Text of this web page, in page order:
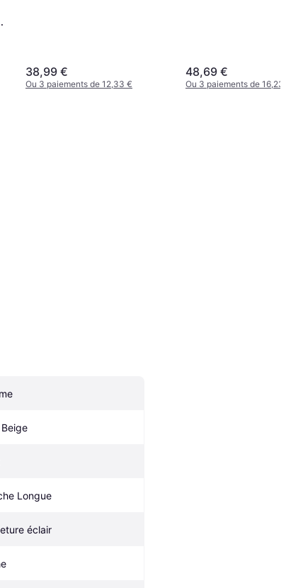
38,99 €
Ou 3 paiements de 12,33 €
48,69 €
Ou 3 paiements de 16,23 €
Longue
éclair